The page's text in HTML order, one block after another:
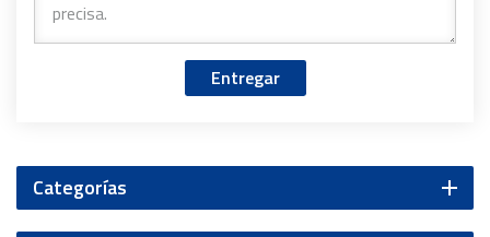
Entregar
Categorías